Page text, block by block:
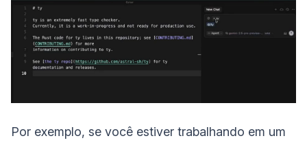
Por exemplo, se você estiver trabalhando em um